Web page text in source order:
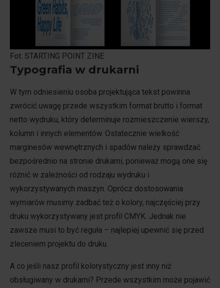
Fot. STARTING POINT ZINE
Typografia w drukarni
W tym odniesieniu osoba projektująca tekst powinna
zwrócić uwagę przede wszystkim format brutto i format
netto wydruku, który determinuje rozmieszczenie wierszy,
kolumn i innych elementów. Ostatecznie wielkość
marginesów wewnętrznych i spadów należy sprawdzać
bezpośrednio na stronie drukarni, ponieważ mogą one się
różnić w zależności od rodzaju wydruku i
wykorzystywanych maszyn. Oprócz dostosowania
wymiarów musimy zadbać też o kolory, najczęściej przy
druku wykorzystywany jest profil CMYK. Jednak nie
zawsze musi to być reguła – najlepiej upewnić się przed
zleceniem projektu do druku.
A co jeśli nasz profil kolorystyczny jest inny niż
obsługiwany w drukarni? Przede wszystkim może pojawić